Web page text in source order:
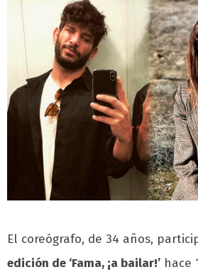
El coreógrafo, de 34 años,
edición de ‘Fama, ¡a bailar!’ hace